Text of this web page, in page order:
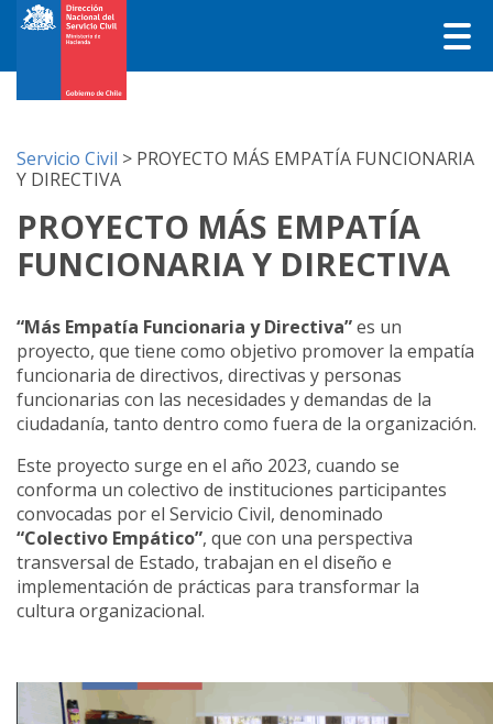
Servicio Civil > PROYECTO MÁS EMPATÍA FUNCIONARIA
Y DIRECTIVA
PROYECTO MÁS EMPATÍA
FUNCIONARIA Y DIRECTIVA
“Más Empatía Funcionaria y Directiva”es un
proyecto, que tiene como objetivo promover la empatía
funcionaria de directivos, directivas y personas
funcionarias con las necesidades y demandas de la
ciudadanía, tanto dentro como fuera de la organización.
Este proyecto surge en el año 2023, cuando se
conforma un colectivo de instituciones participantes
convocadas por el Servicio Civil, denominado
“Colectivo Empático”, que con una perspectiva
transversal de Estado, trabajan en el diseño e
implementación de prácticas para transformar la
cultura organizacional.